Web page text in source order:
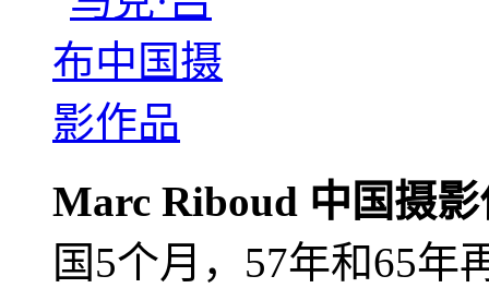
Marc Riboud 中国摄
国5个月，57年和65年